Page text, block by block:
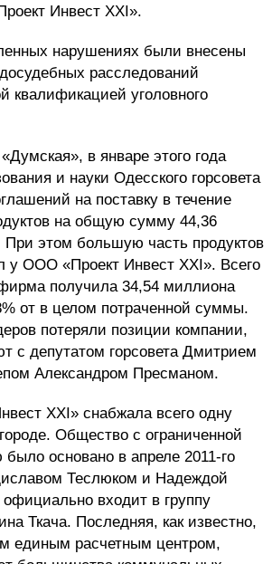
Инвест XXI».
нарушениях были внесены
расследований
квалификацией уголовного
в январе этого года
и науки Одесского горсовета
на поставку в течение
на общую сумму 44,36
При этом большую часть продуктов
у ООО «Проект Инвест XXI». Всего
фирма получила 34,54 миллиона
от в целом потраченной суммы.
потеряли позиции компании,
с депутатом горсовета Дмитрием
Александром Пресманом.
XXI» снабжала всего одну
Общество с ограниченной
было основано в апреле 2011-го
Теслюком и Надеждой
входит в группу
Ткача. Последняя, как известно,
единым расчетным центром,